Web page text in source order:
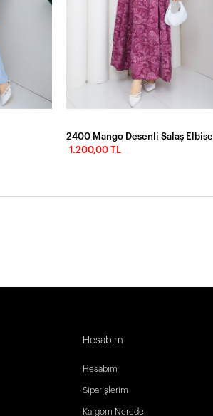
2400 Mango Desenli Salaş Elbise
1.200,00 TL
Hesabım
Hesabım
Siparişlerim
Kargom Nerede